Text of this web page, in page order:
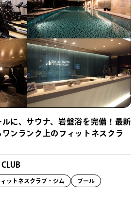
に、サウナ、岩盤浴を完備！最新
ンランク上のフィットネスクラ
ィットネスクラブ・ジム プール